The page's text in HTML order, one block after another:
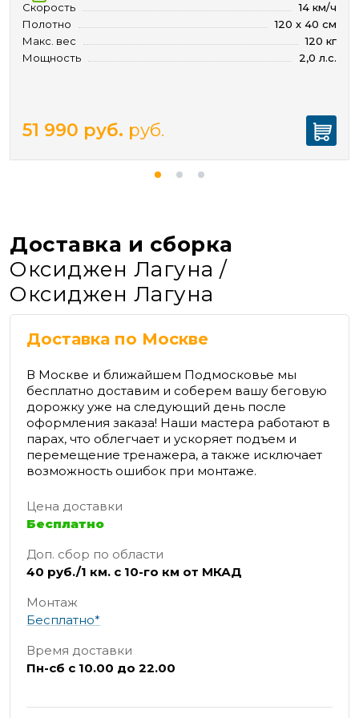
Скорость
14 км/ч
Полотно
120 х 40 см
Макс. вес
120 кг
Мощность
2,0 л.с.
51 990 руб. руб.
Доставка и сборка
Оксиджен Лагуна /
Оксиджен Лагуна
Доставка по Москве
В Москве и ближайшем Подмосковье мы
бесплатно доставим и соберем вашу беговую
дорожку уже на следующий день после
оформления заказа! Наши мастера работают в
парах, что облегчает и ускоряет подъем и
перемещение тренажера, а также исключает
возможность ошибок при монтаже.
Цена доставки
Бесплатно
Доп. сбор по области
40 руб./1 км. с 10-го км от МКАД
Монтаж
Бесплатно*
Время доставки
Пн-сб с 10.00 до 22.00